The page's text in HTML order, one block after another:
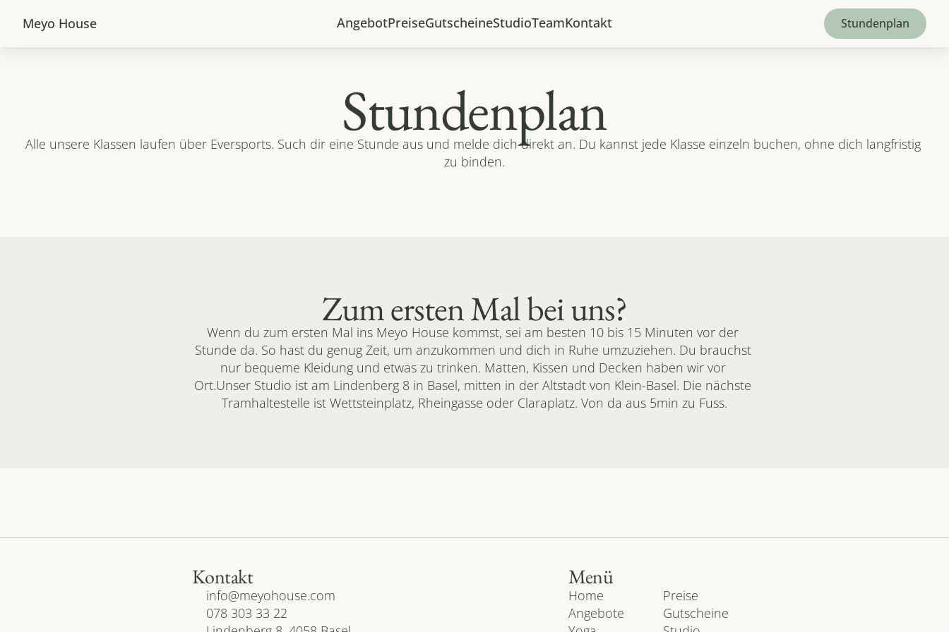
Meyo House AngebotPreiseGutscheineStudioTeamKontakt Stundenplan
Stundenplan
Alle unsere Klassen laufen über Eversports. Such dir eine Stunde aus und melde dich direkt an. Du kannst jede Klasse einzeln buchen, ohne dich langfristig
zu binden.
Zum ersten Mal bei uns?
Wenn du zum ersten Mal ins Meyo House kommst, sei am besten 10 bis 15 Minuten vor der
Stunde da. So hast du genug Zeit, um anzukommen und dich in Ruhe umzuziehen. Du brauchst
nur bequeme Kleidung und etwas zu trinken. Matten, Kissen und Decken haben wir vor
Ort.Unser Studio ist am Lindenberg 8 in Basel, mitten in der Altstadt von Klein-Basel. Die nächste
Tramhaltestelle ist Wettsteinplatz, Rheingasse oder Claraplatz. Von da aus 5min zu Fuss.
Kontakt
info@meyohouse.com
078 303 33 22
Menü
Home
Angebote
Preise
Gutscheine